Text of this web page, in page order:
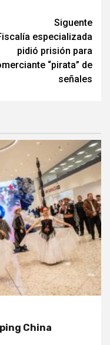
Siguente
especializada
pidió prisión para
“pirata” de
señales
China